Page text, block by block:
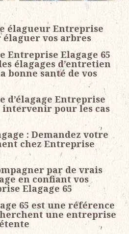
élagueur Entreprise
élaguer vos arbres
Entreprise Elagage 65
élagages d’entretien
bonne santé de vos
d’élagage Entreprise
intervenir pour les cas
: Demandez votre
chez Entreprise
par de vrais
en confiant vos
Elagage 65
65 est une référence
une entreprise